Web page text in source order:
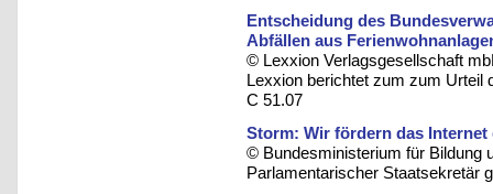
Entscheidung des
Abfällen aus
© Lexxion Verlagsgesellschaft
Lexxion berichtet zum zum Urteil
C 51.07
Storm: Wir fördern das Internet
© Bundesministerium für Bildung
Parlamentarischer Staatsekretär